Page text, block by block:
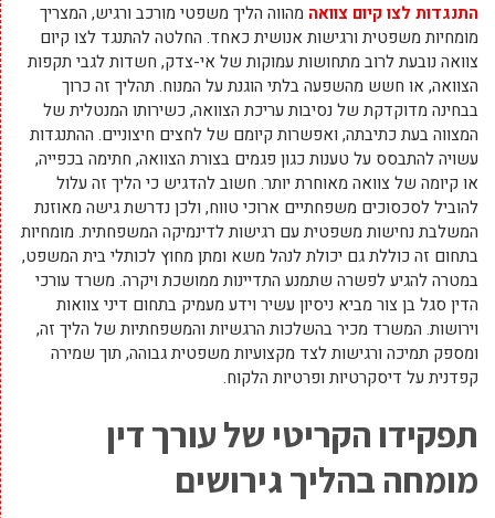
התנגדות לצו קיום צוואה מהווה הליך משפטי מורכב ורגיש, המצריך
מומחיות משפטית ורגישות אנושית כאחד. החלטה להתנגד לצו קיום
צוואה נובעת לרוב מתחושות עמוקות של אי-צדק, חשדות לגבי תקפות
הצוואה, או חשש מהשפעה בלתי הוגנת על המנוח. תהליך זה כרוך
בבחינה מדוקדקת של נסיבות עריכת הצוואה, כשירותו המנטלית של
המצווה בעת כתיבתה, ואפשרות קיומם של לחצים חיצוניים. ההתנגדות
עשויה להתבסס על טענות כגון פגמים בצורת הצוואה, חתימה בכפייה,
או קיומה של צוואה מאוחרת יותר. חשוב להדגיש כי הליך זה עלול
להוביל לסכסוכים משפחתיים ארוכי טווח, ולכן נדרשת גישה מאוזנת
המשלבת נחישות משפטית עם רגישות לדינמיקה המשפחתית. מומחיות
בתחום זה כוללת גם יכולת לנהל משא ומתן מחוץ לכותלי בית המשפט,
במטרה להגיע לפשרה שתמנע התדיינות ממושכת ויקרה. משרד עורכי
הדין סגל בן צור מביא ניסיון עשיר וידע מעמיק בתחום דיני צוואות
וירושות. המשרד מכיר בהשלכות הרגשיות והמשפחתיות של הליך זה,
ומספק תמיכה ורגישות לצד מקצועיות משפטית גבוהה, תוך שמירה
קפדנית על דיסקרטיות ופרטיות הלקוח.
תפקידו הקריטי של עורך דין
מומחה בהליך גירושים